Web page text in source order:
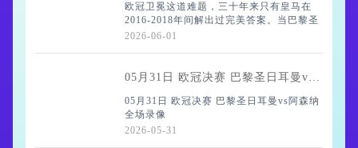
欧冠卫冕这道难题，三十年来只有皇马在
2016-2018年间解出过完美答案。当巴黎圣
日耳曼上周六举起大耳朵杯时，他们终于将
2026-06-01
05月31日 欧冠决赛 巴黎圣日耳曼vs阿森纳 全场录像
05月31日 欧冠决赛 巴黎圣日耳曼vs阿森纳
全场录像
2026-05-31